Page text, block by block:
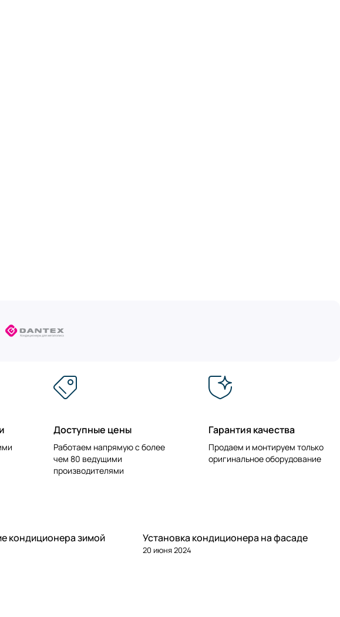
Доступные цены
Работаем напрямую с более
чем 80 ведущими
производителями
Гарантия качества
Продаем и монтируем только
оригинальное оборудование
кондиционера зимой Установка кондиционера на фасаде
20 июня 2024